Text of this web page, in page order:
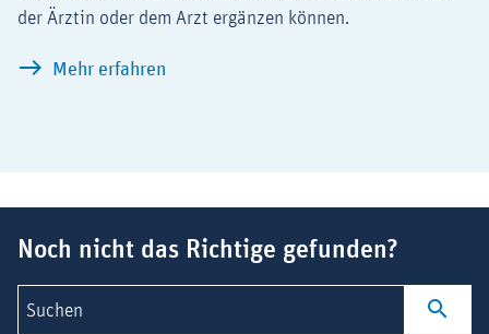
der Ärztin oder dem Arzt ergänzen können.
Mehr erfahren
Noch nicht das Richtige gefunden?
Suchen